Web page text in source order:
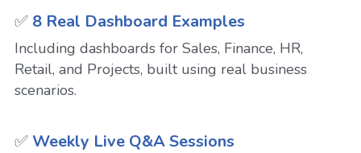
✅ 8 Real Dashboard Examples
Including dashboards for Sales, Finance, HR,
Retail, and Projects, built using real business
scenarios.
✅ Weekly Live Q&A Sessions